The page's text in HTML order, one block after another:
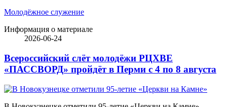
Молодёжное служение
Информация о материале
2026-06-24
Всероссийский слёт молодёжи РЦХВЕ
«ПАССВОРД» пройдёт в Перми с 4 по 8 августа